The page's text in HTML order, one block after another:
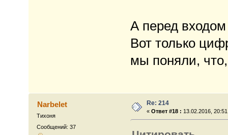
А перед
Вот только
мы поняли,
Narbelet
Тихоня
Сообщений: 37
Re: 214
«Ответ #18 : 13.02.2016,